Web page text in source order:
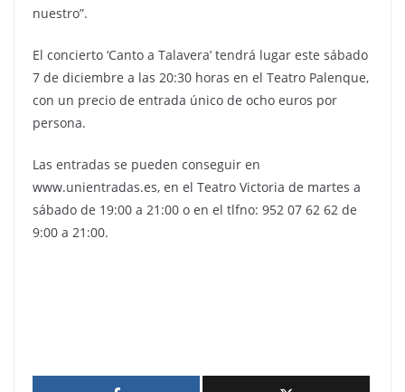
nuestro”.
El concierto ‘Canto a Talavera’ tendrá lugar este sábado
7 de diciembre a las 20:30 horas en el Teatro Palenque,
con un precio de entrada único de ocho euros por
persona.
Las entradas se pueden conseguir en
www.unientradas.es, en el Teatro Victoria de martes a
sábado de 19:00 a 21:00 o en el tlfno: 952 07 62 62 de
9:00 a 21:00.